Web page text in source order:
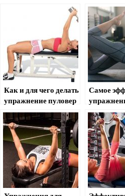
Как и для чего делать
упражнение пуловер
Самое
накачки